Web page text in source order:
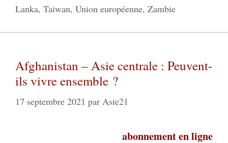
Lanka, Taiwan, Union européenne, Zambie
Afghanistan – Asie centrale : Peuvent-
ils vivre ensemble ?
17 septembre 2021 par Asie21
abonnement en ligne